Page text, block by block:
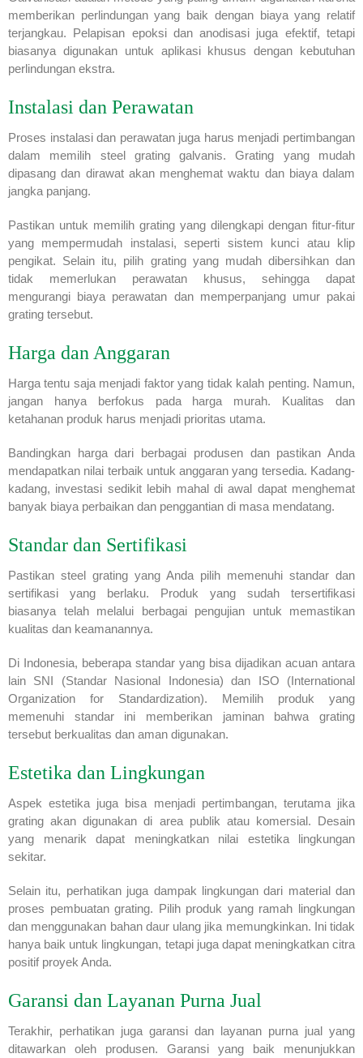
memberikan perlindungan yang baik dengan biaya yang relatif
terjangkau. Pelapisan epoksi dan anodisasi juga efektif, tetapi
biasanya digunakan untuk aplikasi khusus dengan kebutuhan
perlindungan ekstra.
Instalasi dan Perawatan
Proses instalasi dan perawatan juga harus menjadi pertimbangan
dalam memilih steel grating galvanis. Grating yang mudah
dipasang dan dirawat akan menghemat waktu dan biaya dalam
jangka panjang.
Pastikan untuk memilih grating yang dilengkapi dengan fitur-fitur
yang mempermudah instalasi, seperti sistem kunci atau klip
pengikat. Selain itu, pilih grating yang mudah dibersihkan dan
tidak memerlukan perawatan khusus, sehingga dapat
mengurangi biaya perawatan dan memperpanjang umur pakai
grating tersebut.
Harga dan Anggaran
Harga tentu saja menjadi faktor yang tidak kalah penting. Namun,
jangan hanya berfokus pada harga murah. Kualitas dan
ketahanan produk harus menjadi prioritas utama.
Bandingkan harga dari berbagai produsen dan pastikan Anda
mendapatkan nilai terbaik untuk anggaran yang tersedia. Kadang-
kadang, investasi sedikit lebih mahal di awal dapat menghemat
banyak biaya perbaikan dan penggantian di masa mendatang.
Standar dan Sertifikasi
Pastikan steel grating yang Anda pilih memenuhi standar dan
sertifikasi yang berlaku. Produk yang sudah tersertifikasi
biasanya telah melalui berbagai pengujian untuk memastikan
kualitas dan keamanannya.
Di Indonesia, beberapa standar yang bisa dijadikan acuan antara
lain SNI (Standar Nasional Indonesia) dan ISO (International
Organization for Standardization). Memilih produk yang
memenuhi standar ini memberikan jaminan bahwa grating
tersebut berkualitas dan aman digunakan.
Estetika dan Lingkungan
Aspek estetika juga bisa menjadi pertimbangan, terutama jika
grating akan digunakan di area publik atau komersial. Desain
yang menarik dapat meningkatkan nilai estetika lingkungan
sekitar.
Selain itu, perhatikan juga dampak lingkungan dari material dan
proses pembuatan grating. Pilih produk yang ramah lingkungan
dan menggunakan bahan daur ulang jika memungkinkan. Ini tidak
hanya baik untuk lingkungan, tetapi juga dapat meningkatkan citra
positif proyek Anda.
Garansi dan Layanan Purna Jual
Terakhir, perhatikan juga garansi dan layanan purna jual yang
ditawarkan oleh produsen. Garansi yang baik menunjukkan